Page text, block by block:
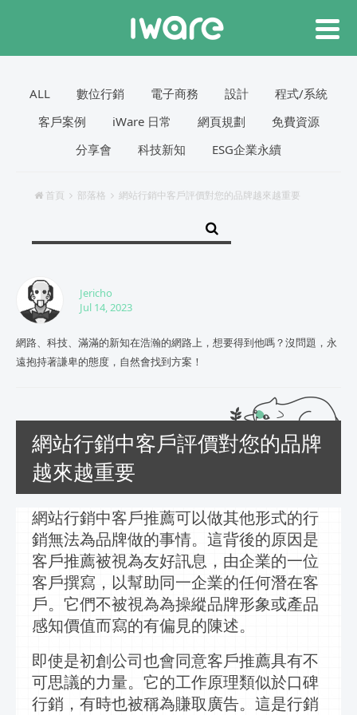
ALL 數位行銷 電子商務 設計
程式/系統
客戶案例
iWare 日常 網頁規劃
免費資源
分享會
科技新知 ESG企業永續
首頁 部落格 網站行銷中客戶評價對您的品牌越來越重要
Jericho
Jul 14, 2023
網路、科技、滿滿的新知在浩瀚的網路上，想要得到他嗎？沒問題，永
遠抱持著謙卑的態度，自然會找到方案！
網站行銷中客戶評價對您的品牌
越來越重要
網站行銷中客戶推薦可以做其他形式的行
銷無法為品牌做的事情。這背後的原因是
客戶推薦被視為友好訊息 ，由企業的一位
客戶撰寫，以幫助同一企業的任何潛在客
戶。它們不被視為為操縱品牌形象或產品
感知價值而寫的有偏見的陳述。
即使是初創公司也會同意客戶推薦具有不
可思議的力量。它的工作原理類似於口碑
行銷 ，有時也被稱為賺取廣告。這是行銷